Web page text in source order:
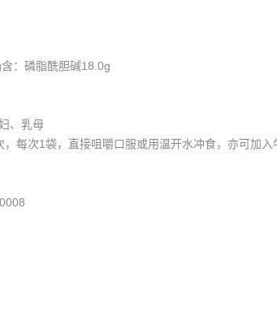
：磷脂酰胆碱18.0g
、乳母
，每次1袋，直接咀嚼口服或用温开水冲食，亦可加